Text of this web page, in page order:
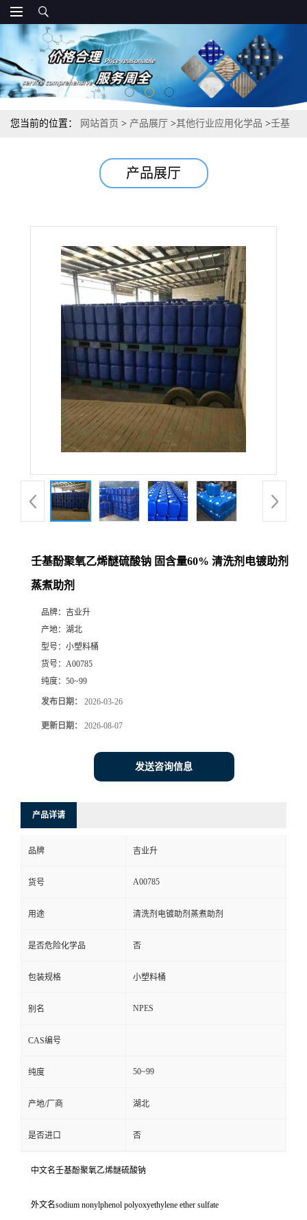
您当前的位置： 网站首页 > 产品展厅 >其他行业应用化学品 >壬基
产品展厅
壬基酚聚氧乙烯醚硫酸钠 固含量60% 清洗剂电镀助剂
蒸煮助剂
品牌： 吉业升
产地： 湖北
型号： 小塑料桶
货号： A00785
纯度： 50~99
发布日期： 2026-03-26
更新日期： 2026-08-07
发送咨询信息
产品详请
品牌 吉业升
货号 A00785
用途 清洗剂电镀助剂蒸煮助剂
是否危险化学品 否
包装规格 小塑料桶
别名 NPES
CAS编号
纯度 50~99
产地/厂商 湖北
是否进口 否
中文名壬基酚聚氧乙烯醚硫酸钠
外文名sodium nonylphenol polyoxyethylene ether sulfate